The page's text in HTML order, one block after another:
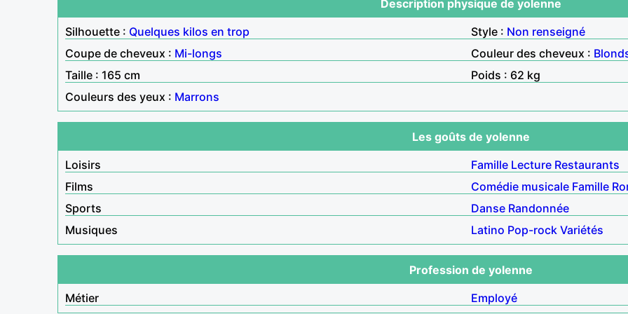
Description physique de yolenne
Silhouette : Quelques kilos en trop Style : Non renseigné
Coupe de cheveux : Mi-longs Couleur des cheveux :
Taille : 165 cm
Poids : 62 kg
Couleurs des yeux : Marrons
Les goûts de yolenne
Loisirs
Famille Lecture Restaurants
Films
Comédie musicale Famille
Sports
Danse Randonnée
Musiques
Latino Pop-rock Variétés
Profession de yolenne
Métier
Employé